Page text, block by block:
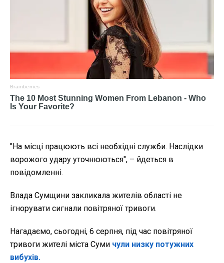
"На місці працюють всі необхідні служби. Наслідки
ворожого удару уточнюються", – йдеться в
повідомленні.
Влада Сумщини закликала жителів області не
ігнорувати сигнали повітряної тривоги.
Нагадаємо, сьогодні, 6 серпня, під час повітряної
тривоги жителі міста Суми чули низку потужних
вибухів.